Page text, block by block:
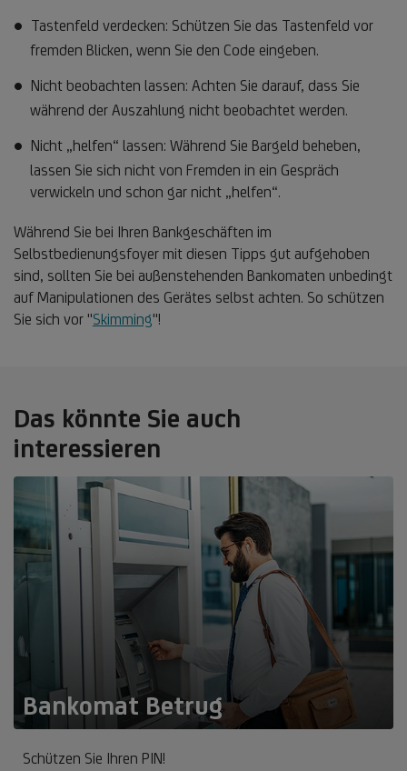
Tastenfeld verdecken: Schützen Sie das Tastenfeld vor
fremden Blicken, wenn Sie den Code eingeben.
Nicht beobachten lassen: Achten Sie darauf, dass Sie
während der Auszahlung nicht beobachtet werden.
Nicht „helfen“ lassen: Während Sie Bargeld beheben,
lassen Sie sich nicht von Fremden in ein Gespräch
verwickeln und schon gar nicht „helfen“.
Während Sie bei Ihren Bankgeschäften im
Selbstbedienungsfoyer mit diesen Tipps gut aufgehoben
sind, sollten Sie bei außenstehenden Bankomaten unbedingt
auf Manipulationen des Gerätes selbst achten. So schützen
Sie sich vor "Skimming"!
Das könnte Sie auch
interessieren
Bankomat Betrug
Schützen Sie Ihren PIN!